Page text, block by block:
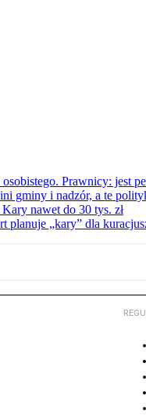
Prawnicy: jest
gminy i nadzór, a te
nawet do 30 tys. zł
planuje „kary” dla